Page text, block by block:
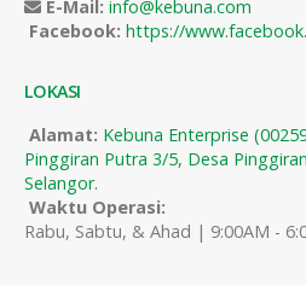
E-Mail: info@kebuna.com
Facebook: https://
LOKASI
Alamat: Kebuna Enterprise
Pinggiran Putra 3/5, Desa
Selangor.
Waktu Operasi:
Rabu, Sabtu, & Ahad | 9:00AM -